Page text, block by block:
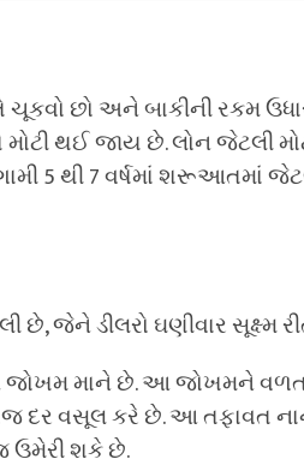
ચૂકવો છો અને બાકીની રકમ
થઈ જાય છે. લોન જેટલી
5 થી 7 વર્ષમાં શરૂઆતમાં
જેને ડીલરો ઘણીવાર સૂક્ષ્મ
જોખમ માને છે. આ જોખમને
દર વસૂલ કરે છે. આ તફાવત
ઉમેરી શકે છે.